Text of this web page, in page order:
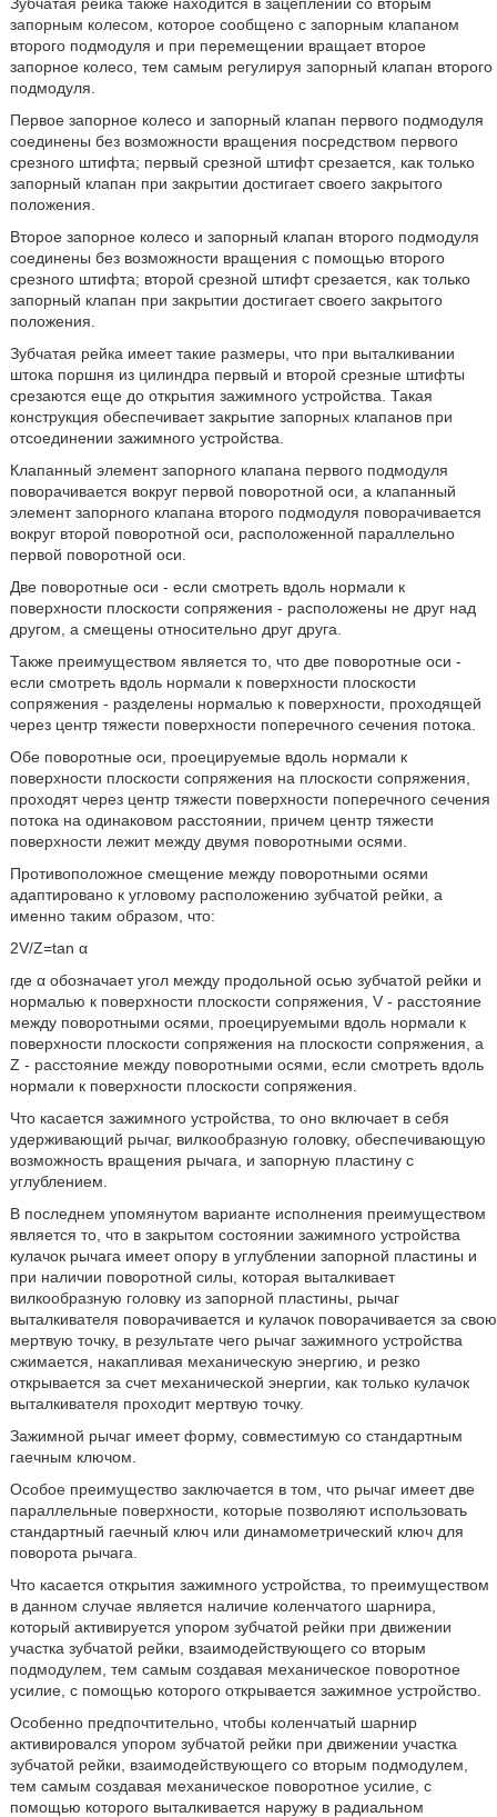
запорным колесом, которое сообщено с запорным клапаном
второго подмодуля и при перемещении вращает второе
запорное колесо, тем самым регулируя запорный клапан второго
подмодуля.
Первое запорное колесо и запорный клапан первого подмодуля
соединены без возможности вращения посредством первого
срезного штифта; первый срезной штифт срезается, как только
запорный клапан при закрытии достигает своего закрытого
положения.
Второе запорное колесо и запорный клапан второго подмодуля
соединены без возможности вращения с помощью второго
срезного штифта; второй срезной штифт срезается, как только
запорный клапан при закрытии достигает своего закрытого
положения.
Зубчатая рейка имеет такие размеры, что при выталкивании
штока поршня из цилиндра первый и второй срезные штифты
срезаются еще до открытия зажимного устройства. Такая
конструкция обеспечивает закрытие запорных клапанов при
отсоединении зажимного устройства.
Клапанный элемент запорного клапана первого подмодуля
поворачивается вокруг первой поворотной оси, а клапанный
элемент запорного клапана второго подмодуля поворачивается
вокруг второй поворотной оси, расположенной параллельно
первой поворотной оси.
Две поворотные оси - если смотреть вдоль нормали к
поверхности плоскости сопряжения - расположены не друг над
другом, а смещены относительно друг друга.
Также преимуществом является то, что две поворотные оси -
если смотреть вдоль нормали к поверхности плоскости
сопряжения - разделены нормалью к поверхности, проходящей
через центр тяжести поверхности поперечного сечения потока.
Обе поворотные оси, проецируемые вдоль нормали к
поверхности плоскости сопряжения на плоскости сопряжения,
проходят через центр тяжести поверхности поперечного сечения
потока на одинаковом расстоянии, причем центр тяжести
поверхности лежит между двумя поворотными осями.
Противоположное смещение между поворотными осями
адаптировано к угловому расположению зубчатой рейки, а
именно таким образом, что:
2V/Z=tan α
где α обозначает угол между продольной осью зубчатой рейки и
нормалью к поверхности плоскости сопряжения, V - расстояние
между поворотными осями, проецируемыми вдоль нормали к
поверхности плоскости сопряжения на плоскости сопряжения, а
Z - расстояние между поворотными осями, если смотреть вдоль
нормали к поверхности плоскости сопряжения.
Что касается зажимного устройства, то оно включает в себя
удерживающий рычаг, вилкообразную головку, обеспечивающую
возможность вращения рычага, и запорную пластину с
углублением.
В последнем упомянутом варианте исполнения преимуществом
является то, что в закрытом состоянии зажимного устройства
кулачок рычага имеет опору в углублении запорной пластины и
при наличии поворотной силы, которая выталкивает
вилкообразную головку из запорной пластины, рычаг
выталкивателя поворачивается и кулачок поворачивается за свою
мертвую точку, в результате чего рычаг зажимного устройства
сжимается, накапливая механическую энергию, и резко
открывается за счет механической энергии, как только кулачок
выталкивателя проходит мертвую точку.
Зажимной рычаг имеет форму, совместимую со стандартным
гаечным ключом.
Особое преимущество заключается в том, что рычаг имеет две
параллельные поверхности, которые позволяют использовать
стандартный гаечный ключ или динамометрический ключ для
поворота рычага.
Что касается открытия зажимного устройства, то преимуществом
в данном случае является наличие коленчатого шарнира,
который активируется упором зубчатой рейки при движении
участка зубчатой рейки, взаимодействующего со вторым
подмодулем, тем самым создавая механическое поворотное
усилие, с помощью которого открывается зажимное устройство.
Особенно предпочтительно, чтобы коленчатый шарнир
активировался упором зубчатой рейки при движении участка
зубчатой рейки, взаимодействующего со вторым подмодулем,
тем самым создавая механическое поворотное усилие, с
помощью которого выталкивается наружу в радиальном